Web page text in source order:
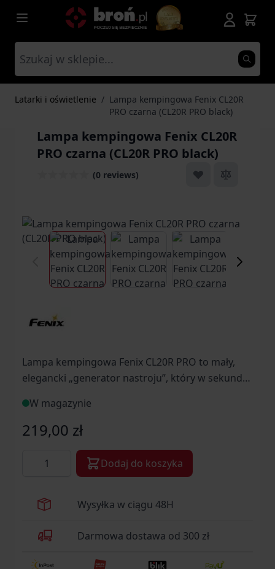
Przejdź do treści
Latarki i oświetlenie / Lampa kempingowa Fenix CL20R
PRO czarna (CL20R PRO black)
Lampa kempingowa Fenix CL20R
PRO czarna (CL20R PRO black)
(0 reviews)
View larger imageView larger imageView larger
Lampa kempingowa Fenix CL20R PRO to mały,
elegancki „generator nastroju”, który w sekundę
światłem.
W magazynie
219,00 zł
Dodaj do koszyka
Wysyłka w ciągu 48H
Darmowa dostawa od 300 zł